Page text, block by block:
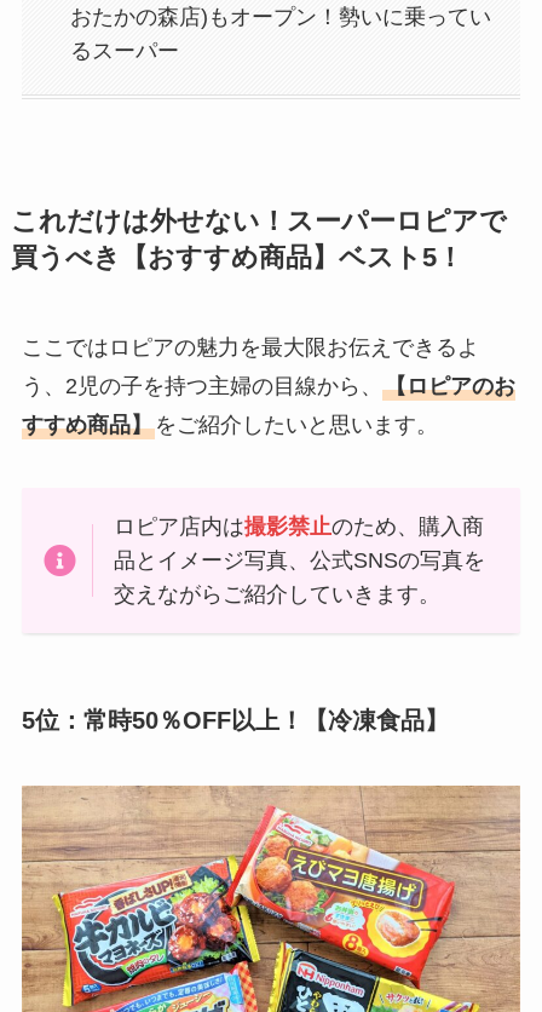
おたかの森店)もオープン！勢いに乗ってい
るスーパー
これだけは外せない！スーパーロピアで
買うべき【おすすめ商品】ベスト5！
ここではロピアの魅力を最大限お伝えできるよ
う、2児の子を持つ主婦の目線から、 【ロピアのお
すすめ商品】をご紹介したいと思います。
ロピア店内は撮影禁止のため、購入商
品とイメージ写真、公式SNSの写真を
交えながらご紹介していきます。
5位：常時50％OFF以上！【冷凍食品】